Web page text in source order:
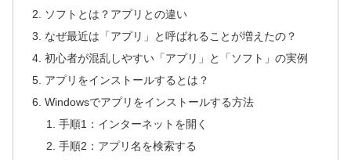
ソフトとは？アプリとの違い
なぜ最近は「アプリ」と呼ばれることが増えたの？
初心者が混乱しやすい「アプリ」と「ソフト」の実例
アプリをインストールするとは？
Windowsでアプリをインストールする方法
手順1：インターネットを開く
手順2：アプリ名を検索する